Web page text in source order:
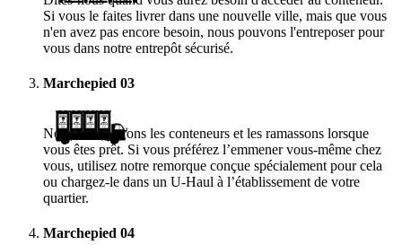
Si vous le faites livrer dans une nouvelle ville, mais que vous
n'en avez pas encore besoin, nous pouvons l'entreposer pour
vous dans notre entrepôt sécurisé.
Marchepied 03
Nous vous livrons les conteneurs et les ramassons lorsque
vous êtes prêt. Si vous préférez l’emmener vous-même chez
vous, utilisez notre remorque conçue spécialement pour cela
ou chargez-le dans un U-Haul à l’établissement de votre
quartier.
Marchepied 04